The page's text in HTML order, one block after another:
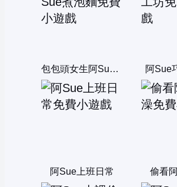
包包頭女生阿Sue煮泡麵 阿Sue
阿Sue上班日常 偷看